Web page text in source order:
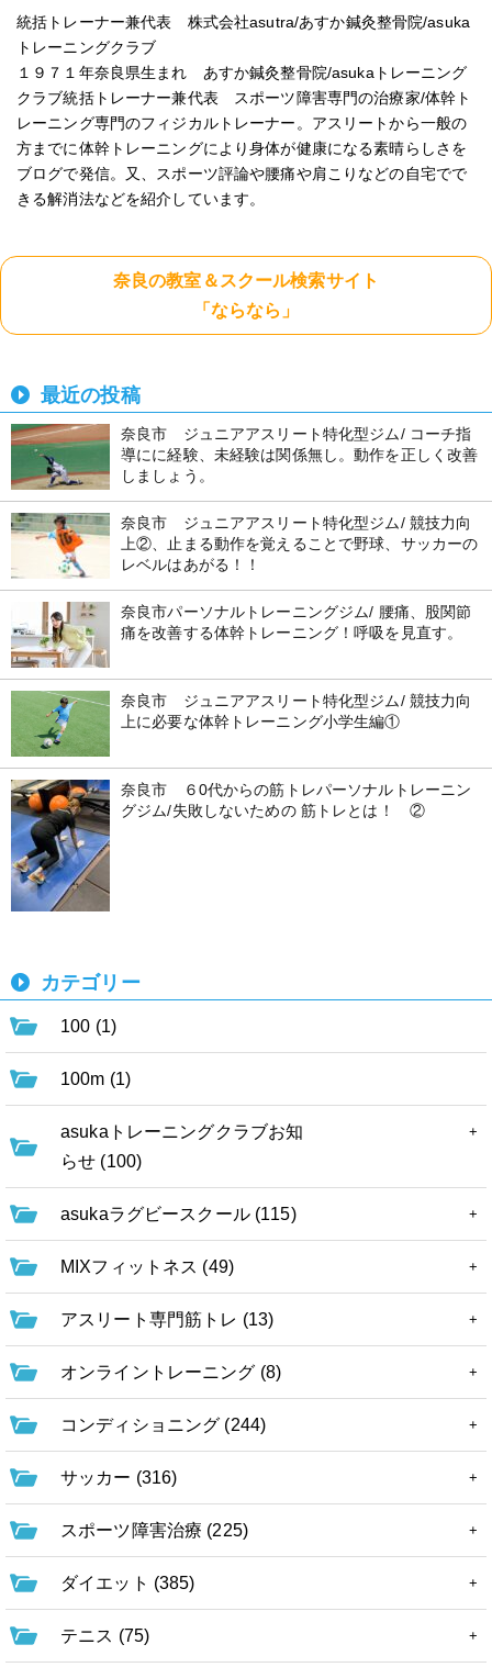
統括トレーナー兼代表 株式会社asutra/あすか鍼灸整骨院/asuka
トレーニングクラブ
１９７１年奈良県生まれ あすか鍼灸整骨院/asukaトレーニング
クラブ統括トレーナー兼代表 スポーツ障害専門の治療家/体幹ト
レーニング専門のフィジカルトレーナー。アスリートから一般の
方までに体幹トレーニングにより身体が健康になる素晴らしさを
ブログで発信。又、スポーツ評論や腰痛や肩こりなどの自宅でで
きる解消法などを紹介しています。
奈良の教室＆スクール検索サイト
「ならなら」
最近の投稿
奈良市 ジュニアアスリート特化型ジム/ コーチ指
導にに経験、未経験は関係無し。動作を正しく改善
しましょう。
奈良市 ジュニアアスリート特化型ジム/ 競技力向
上②、止まる動作を覚えることで野球、サッカーの
レベルはあがる！！
奈良市パーソナルトレーニングジム/ 腰痛、股関節
痛を改善する体幹トレーニング！呼吸を見直す。
奈良市 ジュニアアスリート特化型ジム/ 競技力向
上に必要な体幹トレーニング小学生編①
奈良市 ６0代からの筋トレパーソナルトレーニン
グジム/失敗しないための 筋トレとは！ ②
カテゴリー
100 (1)
100m (1)
asukaトレーニングクラブお知
らせ (100)
asukaラグビースクール (115)
MIXフィットネス (49)
アスリート専門筋トレ (13)
オンライントレーニング (8)
コンディショニング (244)
サッカー (316)
スポーツ障害治療 (225)
ダイエット (385)
テニス (75)